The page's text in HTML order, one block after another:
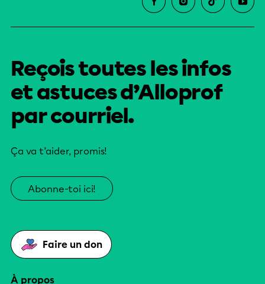
Reçois toutes les infos
et astuces d’Alloprof
par courriel.
Ça va t’aider, promis!
Abonne-toi ici!
Faire un don
À propos